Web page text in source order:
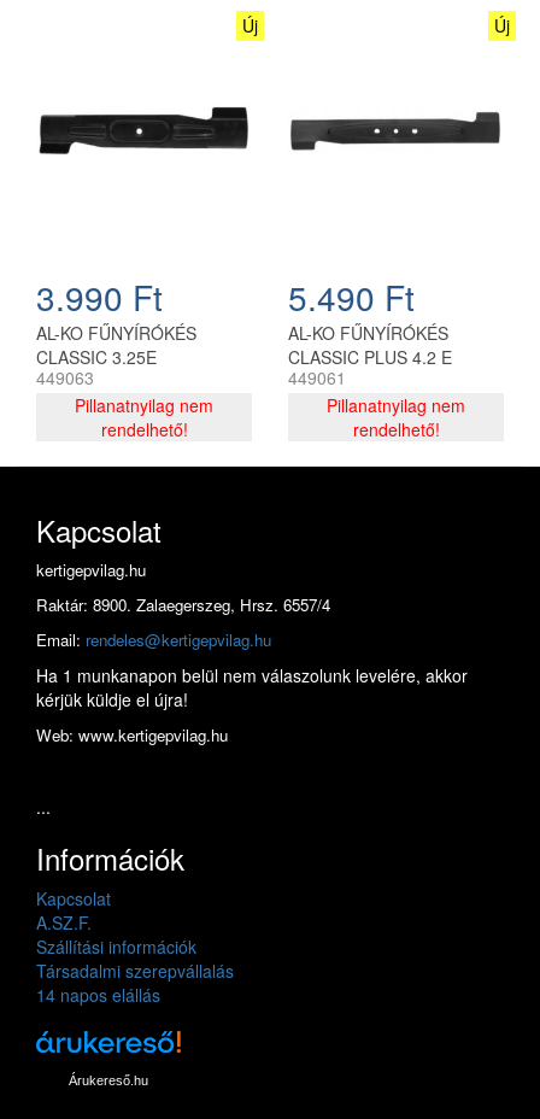
Új
3.990 Ft
AL-KO FŰNYÍRÓKÉS
CLASSIC 3.25E
449063
Pillanatnyilag nem
rendelhető!
Új
5.490 Ft
AL-KO FŰNYÍRÓKÉS
CLASSIC PLUS 4.2 E
449061
Pillanatnyilag nem
rendelhető!
Kapcsolat
kertigepvilag.hu
Raktár: 8900. Zalaegerszeg, Hrsz. 6557/4
Email: rendeles@kertigepvilag.hu
Ha 1 munkanapon belül nem válaszolunk levelére, akkor
kérjük küldje el újra!
Web: www.kertigepvilag.hu
...
Információk
Kapcsolat
A.SZ.F.
Szállítási információk
Társadalmi szerepvállalás
14 napos elállás
Árukereső.hu